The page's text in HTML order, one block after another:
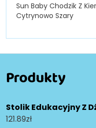
Sun Baby Chodzik Z
Cytrynowo Szary
Produkty
Stolik Edukacyjny Z
121.89zł